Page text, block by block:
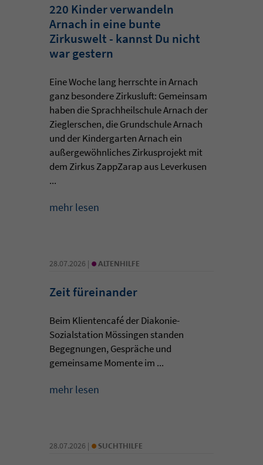
220 Kinder verwandeln
Arnach in eine bunte
Zirkuswelt - kannst Du nicht
war gestern
Eine Woche lang herrschte in Arnach
ganz besondere Zirkusluft: Gemeinsam
haben die Sprachheilschule Arnach der
Zieglerschen, die Grundschule Arnach
und der Kindergarten Arnach ein
außergewöhnliches Zirkusprojekt mit
dem Zirkus ZappZarap aus Leverkusen
...
mehr lesen
28.07.2026 | • ALTENHILFE
Zeit füreinander
Beim Klientencafé der Diakonie-
Sozialstation Mössingen standen
Begegnungen, Gespräche und
gemeinsame Momente im ...
mehr lesen
28.07.2026 | • SUCHTHILFE